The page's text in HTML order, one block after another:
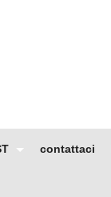
contattaci